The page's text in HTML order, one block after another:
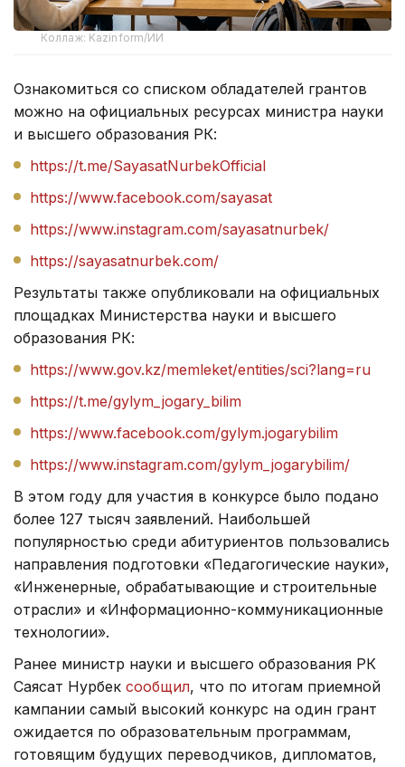
Коллаж: Kazinform/ИИ
Ознакомиться со списком обладателей грантов
можно на официальных ресурсах министра науки
и высшего образования РК:
https://t.me/SayasatNurbekOfficial
https://www.facebook.com/sayasat
https://www.instagram.com/sayasatnurbek/
https://sayasatnurbek.com/
Результаты также опубликовали на официальных
площадках Министерства науки и высшего
образования РК:
https://www.gov.kz/memleket/entities/sci?lang=ru
https://t.me/gylym_jogary_bilim
https://www.facebook.com/gylym.jogarybilim
https://www.instagram.com/gylym_jogarybilim/
В этом году для участия в конкурсе было подано
более 127 тысяч заявлений. Наибольшей
популярностью среди абитуриентов пользовались
направления подготовки «Педагогические науки»,
«Инженерные, обрабатывающие и строительные
отрасли» и «Информационно-коммуникационные
технологии».
Ранее министр науки и высшего образования РК
Саясат Нурбек сообщил, что по итогам приемной
кампании самый высокий конкурс на один грант
ожидается по образовательным программам,
готовящим будущих переводчиков, дипломатов,